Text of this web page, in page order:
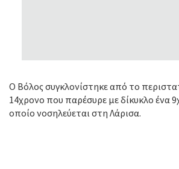
Ο Βόλος συγκλονίστηκε από το
14χρονο που παρέσυρε με δίκυκλο ένα
οποίο νοσηλεύεται στη Λάρισα.